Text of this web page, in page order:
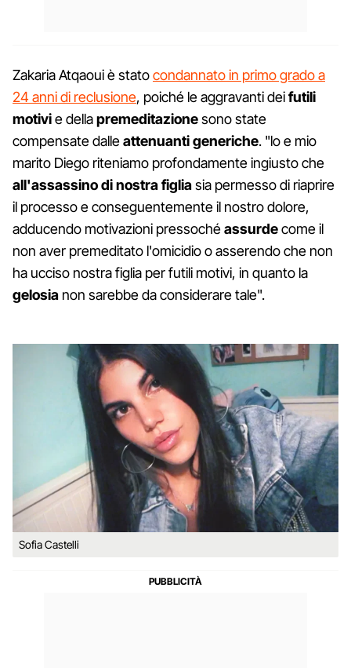
Zakaria Atqaoui è statocondannato in primo grado a
24 anni di reclusione, poiché le aggravanti deifutili
motivie dellapremeditazionesono state
compensate dalleattenuanti generiche. "lo e mio
marito Diego riteniamo profondamente ingiusto che
all'assassino di nostra figliasia permesso di riaprire
il processo e conseguentemente il nostro dolore,
adducendo motivazioni pressochéassurdecome il
non aver premeditato l'omicidio o asserendo che non
ha ucciso nostra figlia per futili motivi, in quanto la
gelosia non sarebbe da considerare tale".
Sofia Castelli